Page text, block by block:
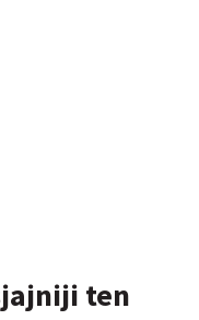
ten